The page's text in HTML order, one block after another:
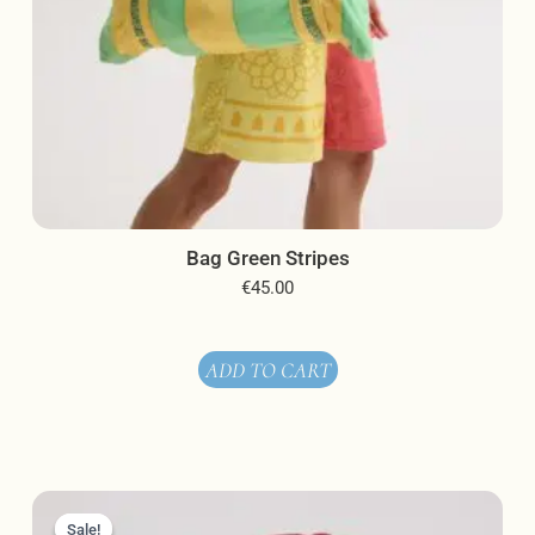
Bag Green Stripes
€45.00
ADD TO CART
Sale!
Sale!